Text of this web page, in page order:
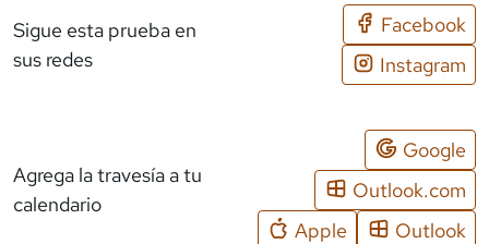
Sigue esta prueba en
sus redes
Facebook
Instagram
Agrega la travesía a tu
calendario
Google
Outlook.com
Apple
Outlook